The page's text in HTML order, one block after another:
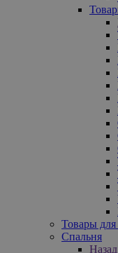
Товары
Спальня
Назад